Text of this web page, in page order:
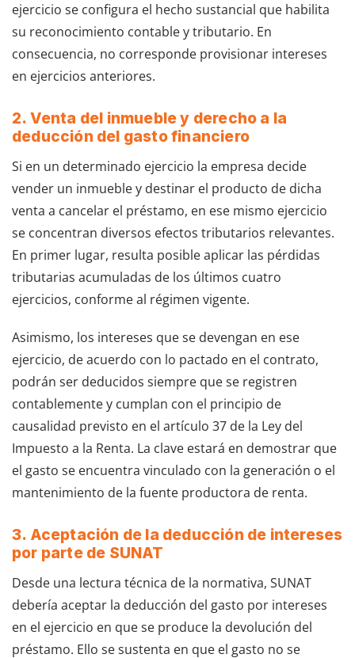
ejercicio se configura el hecho sustancial que habilita
su reconocimiento contable y tributario. En
consecuencia, no corresponde provisionar intereses
en ejercicios anteriores.
2. Venta del inmueble y derecho a la
deducción del gasto financiero
Si en un determinado ejercicio la empresa decide
vender un inmueble y destinar el producto de dicha
venta a cancelar el préstamo, en ese mismo ejercicio
se concentran diversos efectos tributarios relevantes.
En primer lugar, resulta posible aplicar las pérdidas
tributarias acumuladas de los últimos cuatro
ejercicios, conforme al régimen vigente.
Asimismo, los intereses que se devengan en ese
ejercicio, de acuerdo con lo pactado en el contrato,
podrán ser deducidos siempre que se registren
contablemente y cumplan con el principio de
causalidad previsto en el artículo 37 de la Ley del
Impuesto a la Renta. La clave estará en demostrar que
el gasto se encuentra vinculado con la generación o el
mantenimiento de la fuente productora de renta.
3. Aceptación de la deducción de intereses
por parte de SUNAT
Desde una lectura técnica de la normativa, SUNAT
debería aceptar la deducción del gasto por intereses
en el ejercicio en que se produce la devolución del
préstamo. Ello se sustenta en que el gasto no se